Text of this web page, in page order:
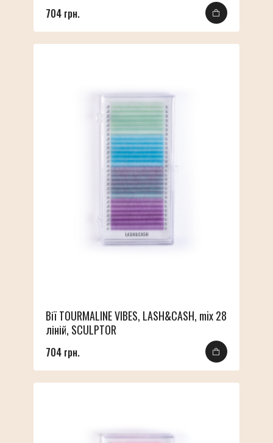
704 грн.
Вії TOURMALINE VIBES, LASH&CASH, mix 28
ліній, SCULPTOR
704 грн.